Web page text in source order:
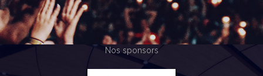
Nos sponsors